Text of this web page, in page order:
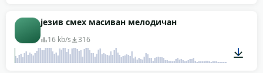
језив смех масиван мелодичан
16 kb/s 316